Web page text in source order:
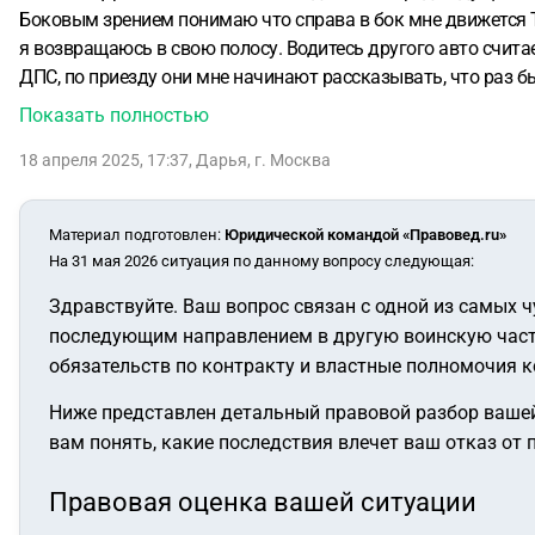
Боковым зрением понимаю что справа в бок мне движется
я возвращаюсь в свою полосу. Водитесь другого авто
ДПС, по приезду они мне начинают рассказывать, что раз
наблюдения, нам показывают запись на телефоне, мелко,
что компенсирую сверх 100 тысяч. Пишем евро протокол, я
именно 24 тыс. Отказывается, хочет полностью
Вопросы:
1. Про лишение. Правильно ли я
тут нет речи о лишении? Я не могла иначе никак уйти от
встречную полосу. Дорога с двухсторонним движением,
понимаю, что задним числом нельзя оформлять
пострадавшей. Чтобы с меня что-то требовать как
поворотник виновата я?6. Если не было поворотника?7.
Показать полностью
18 апреля 2025, 17:37, Дарья, г. Москва
Материал подготовлен: Юридической командой «Правовед.ru»
На 31 мая 2026 ситуация по данному вопросу следующая:
Здравствуйте. Ваш вопрос связан с одной из самых
последующим направлением в другую воинскую
обязательств по контракту и властные
Ниже представлен детальный правовой разбор
вам понять, какие последствия влечет ваш отказ от
Правовая оценка вашей ситуации